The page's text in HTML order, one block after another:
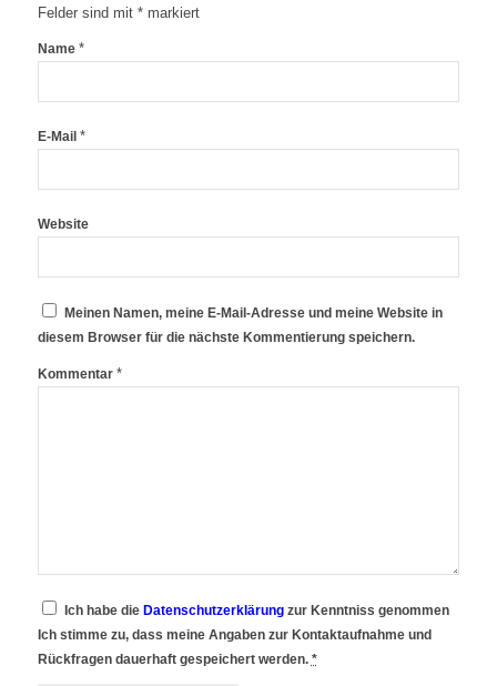
Felder sind mit *markiert
Name *
E-Mail *
Website
Meinen Namen, meine E-Mail-Adresse und meine Website in
diesem Browser für die nächste Kommentierung speichern.
Kommentar *
Ich habe die Datenschutzerklärungzur Kenntniss genommen
Ich stimme zu, dass meine Angaben zur Kontaktaufnahme und
Rückfragen dauerhaft gespeichert werden. *